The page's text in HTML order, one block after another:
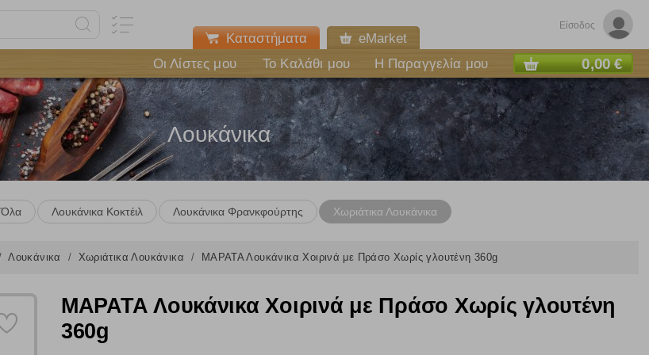
Είσοδος
Καταστήματα
eMarket
Οι Λίστες μου Το Καλάθι μου Η Παραγγελία μου 0,00 €
Λουκάνικα
Όλα Λουκάνικα Κοκτέιλ Λουκάνικα Φρανκφούρτης Χωριάτικα Λουκάνικα
Λουκάνικα Χωριάτικα Λουκάνικα ΜΑΡΑΤΑ Λουκάνικα Χοιρινά με Πράσο Χωρίς γλουτένη 360g
ΜΑΡΑΤΑ Λουκάνικα Χοιρινά με Πράσο Χωρίς γλουτένη
360g